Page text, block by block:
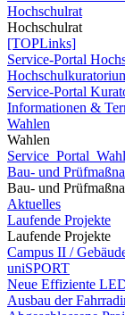
Hochschulrat
Hochschulrat
[TOPLinks]
Service-Portal
Service-Portal
Informationen &
Wahlen
Wahlen
Bau- und
Bau- und
Aktuelles
Laufende Projekte
Laufende Projekte
Campus II /
uniSPORT
Neue Effiziente
Ausbau der